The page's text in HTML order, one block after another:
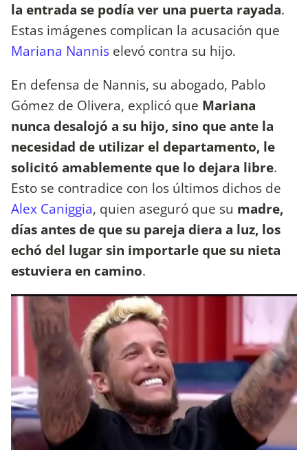
la entrada se podía ver una puerta rayada.
Estas imágenes complican la acusación que
Mariana Nannis elevó contra su hijo.
En defensa de Nannis, su abogado, Pablo
Gómez de Olivera, explicó que Mariana
nunca desalojó a su hijo, sino que ante la
necesidad de utilizar el departamento, le
solicitó amablemente que lo dejara libre.
Esto se contradice con los últimos dichos de
Alex Caniggia, quien aseguró que su madre,
días antes de que su pareja diera a luz, los
echó del lugar sin importarle que su nieta
estuviera en camino.